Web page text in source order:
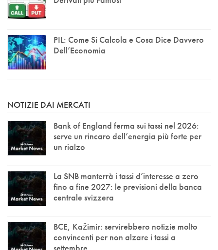
PIL: Come Si Calcola e Cosa Dice Davvero
Dell’Economia
NOTIZIE DAI MERCATI
Bank of England ferma sui tassi nel 2026:
serve un rincaro dell’energia più forte per
un rialzo
La SNB manterrà i tassi d’interesse a zero
fino a fine 2027: le previsioni della banca
centrale svizzera
BCE, Kažimír: servirebbero notizie molto
convincenti per non alzare i tassi a
settembre